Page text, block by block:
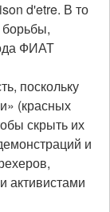
d'etre. В то
ФИАТ
поскольку
(красных
скрыть их
и
активистами